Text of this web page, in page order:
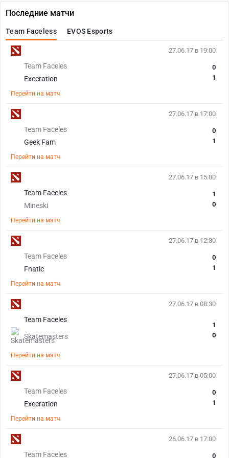
Последние матчи
Team Faceless EVOS Esports
27.06.17 в 19:00
Team Faceles
Execration
0
1
Перейти на матч
27.06.17 в 17:00
Team Faceles
Geek Fam
0
1
Перейти на матч
27.06.17 в 15:00
Team Faceles
Mineski
1
0
Перейти на матч
27.06.17 в 12:30
Team Faceles
Fnatic
0
1
Перейти на матч
27.06.17 в 08:30
Team Faceles
Skatemasters
1
0
Перейти на матч
27.06.17 в 05:00
Team Faceles
Execration
0
1
Перейти на матч
26.06.17 в 17:00
Team Faceles 0